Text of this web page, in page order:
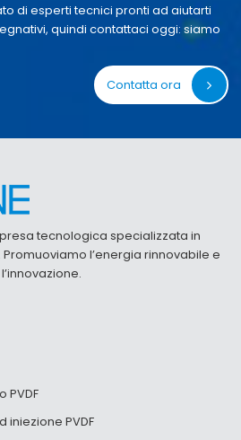
di esperti tecnici pronti ad aiutarti
quindi contattaci oggi: siamo
Contatta ora
tecnologica specializzata in
l’energia rinnovabile e
PVDF
PVDF